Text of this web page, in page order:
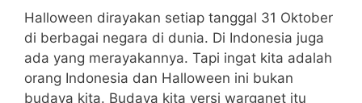
Halloween dirayakan setiap tanggal 31 Oktober
di berbagai negara di dunia. Di Indonesia juga
ada yang merayakannya. Tapi ingat kita adalah
orang Indonesia dan Halloween ini bukan
budaya kita. Budaya kita versi warganet itu